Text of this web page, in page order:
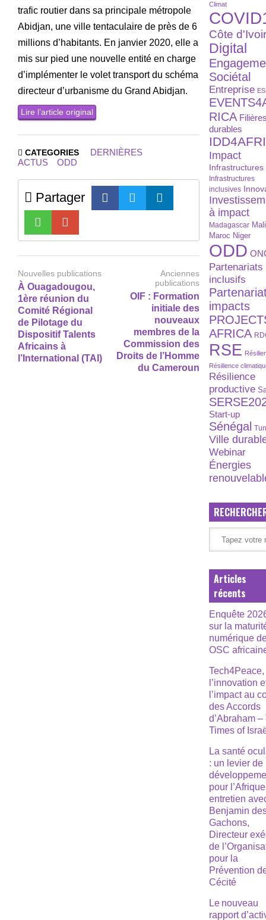
trafic routier dans sa principale métropole
Abidjan, une ville tentaculaire de près de 6
millions d’habitants. En janvier 2020, elle a
mis sur pied une nouvelle entité en charge
d’implémenter le volet transport du schéma
directeur d’urbanisme du Grand Abidjan.
Lire l’article original
CATEGORIES
DERNIÈRES
ACTUS
ODD
Partager
Nouvelles publications
À Ouagadougou,
1ère réunion du
Comité Régional
de Pilotage du
Dispositif Talents
Africains à
l’International (TAI)
Anciennes
publications
OIF : Formation
initiale des
nouveaux
membres de la
Commission des
Droits de l’Homme
du Cameroun
Climat
Côte
Digital
Sociétal
Entreprise
RICA
durables
Impact
Infrastructures
Infrastructures
inclusives
à impact
Madagascar Mali
Maroc Niger
ODD
Partenariats
inclusifs
impacts
AFRICA
RSE
Résilience
Résilience
productive
Start-up
Sénégal
Ville
Webinar
Énergies
Articles
récents
Enquête
sur la
numérique
OSC
Tech4Peace,
l’innovation
l’impact au
des Accords
d’Abraham –
Times of
La santé
: un levier de
pour
entretien
Benjamin
Gachons,
Directeur
de
pour la
Prévention
Cécité
Le nouveau
rapport